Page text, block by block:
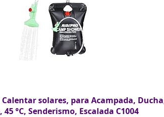
Calentar solares, para Acampada,
45 °C, Senderismo, Escalada C1004